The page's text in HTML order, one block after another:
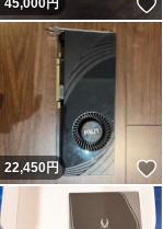
45,000円
22,450円